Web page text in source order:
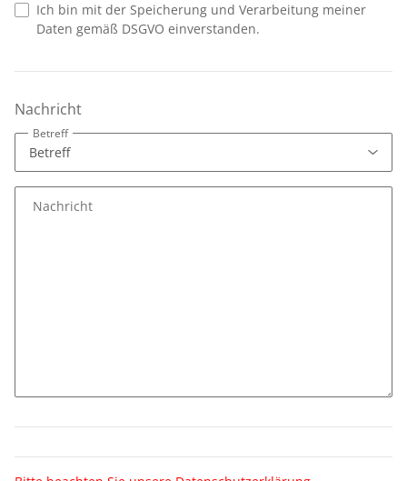
Ich bin mit der Speicherung und Verarbeitung meiner
Daten gemäß DSGVO einverstanden.
Nachricht
Betreff
Nachricht